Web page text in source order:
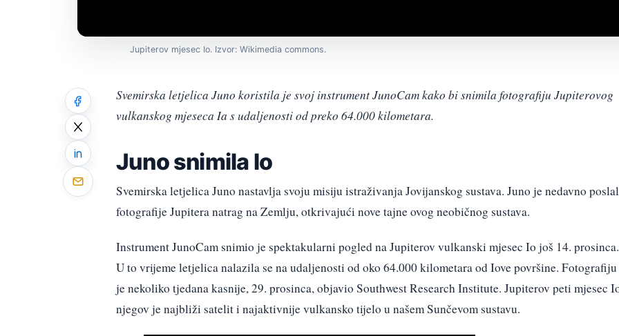
Jupiterov mjesec Io. Izvor: Wikimedia commons.
Svemirska letjelica Juno koristila je svoj instrument JunoCam kako bi snimila fotografiju Jupiterovog
vulkanskog mjeseca Ia s udaljenosti od preko 64.000 kilometara.
Juno snimila Io
Svemirska letjelica Juno nastavlja svoju misiju istraživanja Jovijanskog sustava. Juno je nedavno
fotografije Jupitera natrag na Zemlju, otkrivajući nove tajne ovog neobičnog sustava.
Instrument JunoCam snimio je spektakularni pogled na Jupiterov vulkanski mjesec Io još 14. prosinca.
U to vrijeme letjelica nalazila se na udaljenosti od oko 64.000 kilometara od Iove površine. Fotografiju
je nekoliko tjedana kasnije, 29. prosinca, objavio Southwest Research Institute. Jupiterov peti mjesec
njegov je najbliži satelit i najaktivnije vulkansko tijelo u našem Sunčevom sustavu.